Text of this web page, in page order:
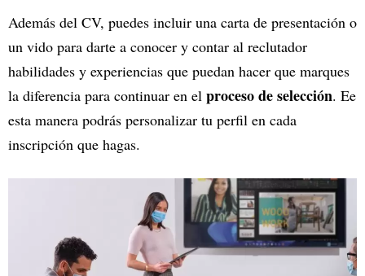
Además del CV, puedes incluir una carta de presentación o
un vido para darte a conocer y contar al reclutador
habilidades y experiencias que puedan hacer que marques
la diferencia para continuar en el proceso de selección. Ee
esta manera podrás personalizar tu perfil en cada
inscripción que hagas.